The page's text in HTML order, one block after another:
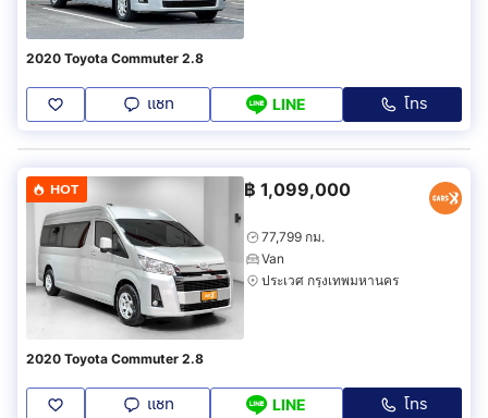
2020 Toyota Commuter 2.8
แชท LINE โทร
HOT ฿ 1,099,000
77,799 กม.
Van
ประเวศ กรุงเทพมหานคร
2020 Toyota Commuter 2.8
แชท LINE โทร